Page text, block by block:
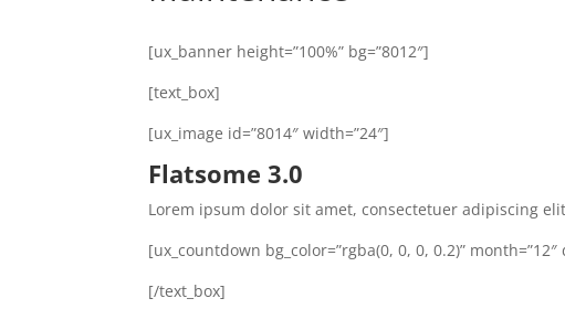
[ux_banner height=”100%” bg=”8012″]
[text_box]
[ux_image id=”8014″ width=”24″]
Flatsome 3.0
Lorem ipsum dolor sit amet, consectetuer adipiscing
[ux_countdown bg_color=”rgba(0, 0, 0, 0.2)” month=”12″
[/text_box]